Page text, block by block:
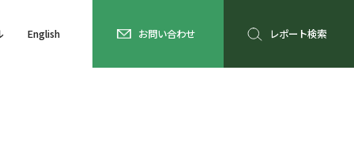
English お問い合わせ レポート検索